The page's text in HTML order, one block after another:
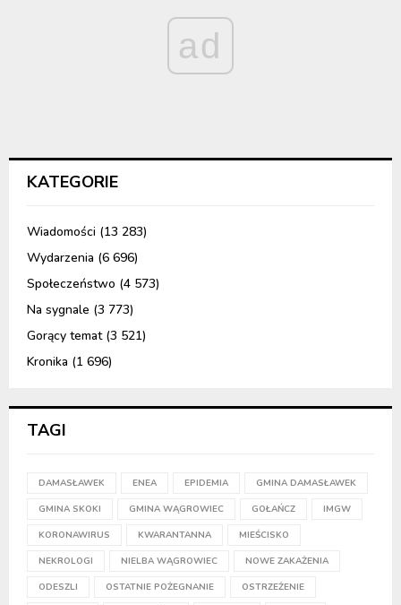
ad
KATEGORIE
Wiadomości (13 283)
Wydarzenia (6 696)
Społeczeństwo (4 573)
Na sygnale (3 773)
Gorący temat(3 521)
Kronika (1 696)
TAGI
DAMASŁAWEK ENEA EPIDEMIA GMINA DAMASŁAWEK
GMINA SKOKI GMINA WĄGROWIEC GOŁAŃCZ IMGW
KORONAWIRUS KWARANTANNA MIEŚCISKO
NEKROLOGI NIELBA WĄGROWIEC NOWE ZAKAŻENIA
ODESZLI OSTATNIE POŻEGNANIE OSTRZEŻENIE